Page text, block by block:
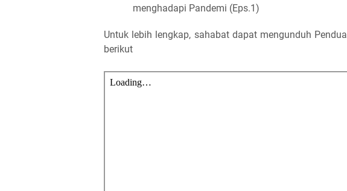
menghadapi Pandemi (Eps.1)
Untuk lebih lengkap, sahabat dapat mengunduh
berikut